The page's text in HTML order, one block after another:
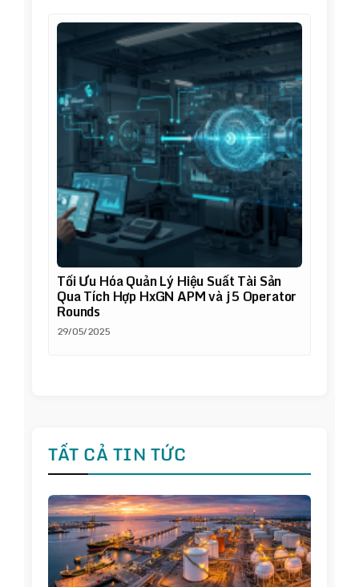
Tối Ưu Hóa Quản Lý Hiệu Suất Tài Sản
Qua Tích Hợp HxGN APM và j5 Operator
Rounds
29/05/2025
TẤT CẢ TIN TỨC